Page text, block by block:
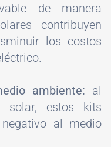
de manera
contribuyen
los costos
ambiente: al
solar, estos kits
al medio